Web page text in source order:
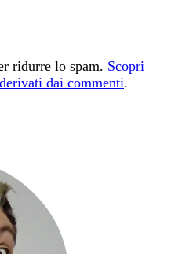
ridurre lo spam. Scopri
dai commenti.